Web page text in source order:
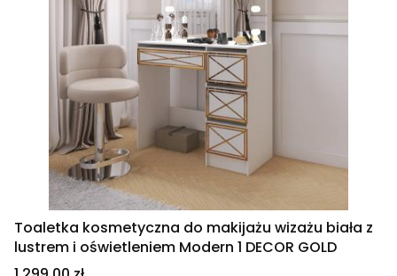
Toaletka kosmetyczna do makijażu wizażu biała z
lustrem i oświetleniem Modern 1 DECOR GOLD